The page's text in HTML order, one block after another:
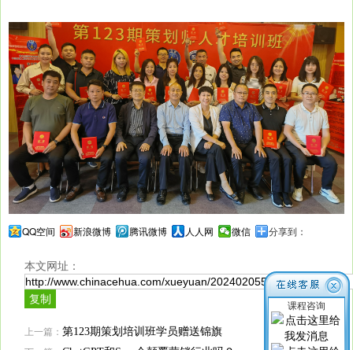
QQ空间 新浪微博 腾讯微博 人人网 微信 分享到：
本文网址：
上一篇： 第123期策划培训班学员赠送锦旗
课程咨询